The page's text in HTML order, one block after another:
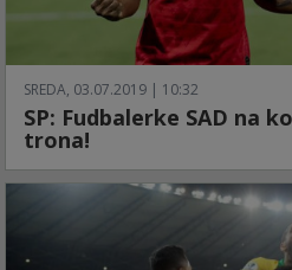
SREDA, 03.07.2019 | 10:32
SP: Fudbalerke SAD na
trona!